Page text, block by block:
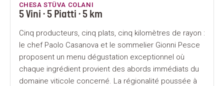
CHESA STÜVA COLANI
5 Vini · 5 Piatti · 5 km
Cinq producteurs, cinq plats, cinq kilomètres de rayon :
le chef Paolo Casanova et le sommelier Gionni Pesce
proposent un menu dégustation exceptionnel où
chaque ingrédient provient des abords immédiats du
domaine viticole concerné. La régionalité poussée à